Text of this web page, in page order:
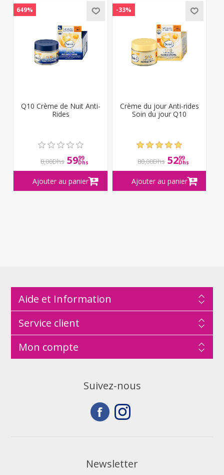
649%
Q10 Crème de Nuit Anti-
Rides
8,00Dhs 5999
Dhs
-33%
Crème du jour Anti-rides
Soin du jour Q10
80,00Dhs 5299
Dhs
Aide et Information
Service client
Mon compte
Suivez-nous
Newsletter